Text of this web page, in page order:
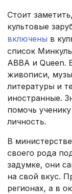
Стоит
культовые
включены в
список
ABBA и Queen.
живописи,
литературы и
иностранные.
помочь
личность.
В
своего рода
задумке, они
на свой вкус.
регионах, а в